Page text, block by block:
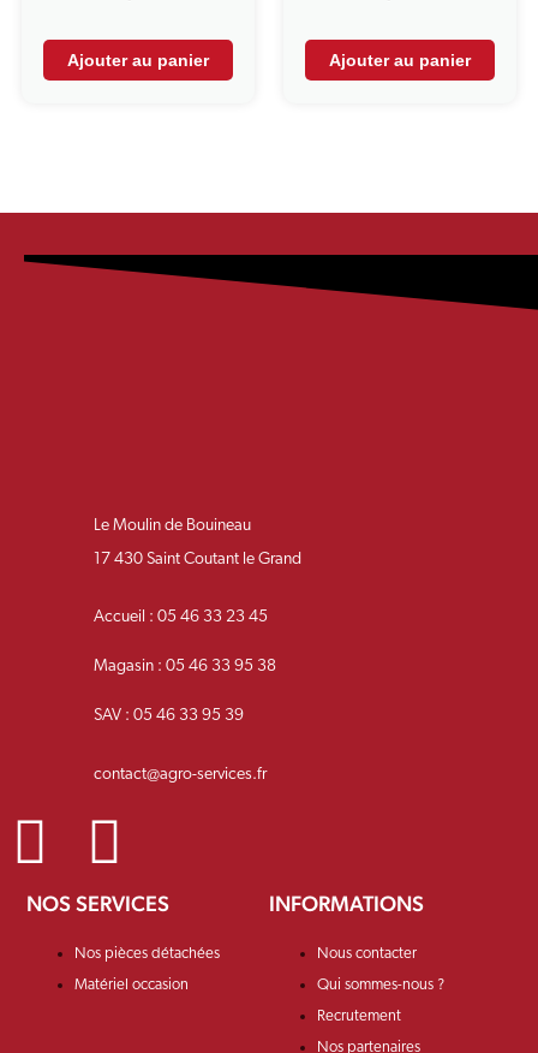
Ajouter au panier Ajouter au panier
Le Moulin de Bouineau
17 430 Saint Coutant le Grand
Accueil : 05 46 33 23 45
Magasin : 05 46 33 95 38
SAV : 05 46 33 95 39
contact@agro-services.fr
NOS SERVICES
Nos pièces détachées
Matériel occasion
INFORMATIONS
Nous contacter
Qui sommes-nous ?
Recrutement
Nos partenaires